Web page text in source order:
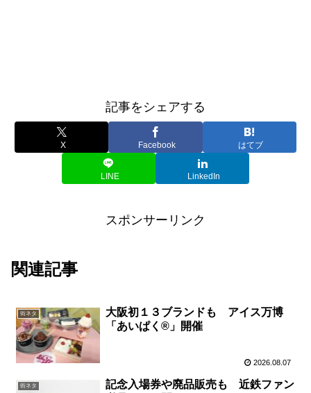
記事をシェアする
X Facebook はてブ
LINE LinkedIn
スポンサーリンク
関連記事
街ネタ
大阪初１３ブランドも アイス万博
「あいぱく®」開催
2026.08.07
街ネタ
記念入場券や廃品販売も 近鉄ファン